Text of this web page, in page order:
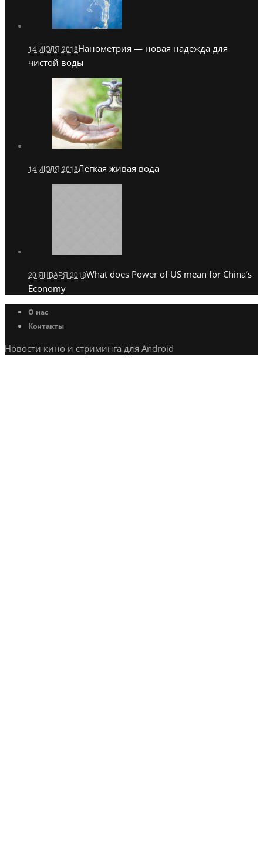
14 ИЮЛЯ 2018Нанометрия — новая надежда для
чистой воды
14 ИЮЛЯ 2018Легкая живая вода
20 ЯНВАРЯ 2018What does Power of US mean for China’s
Economy
О нас
Контакты
Новости кино и стриминга для Android